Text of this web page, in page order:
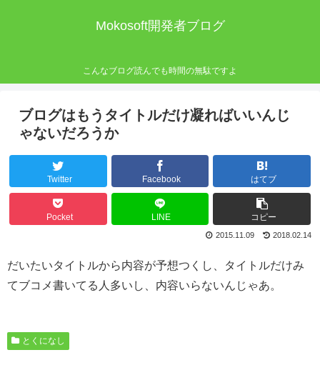
Mokosoft開発者ブログ
こんなブログ読んでも時間の無駄ですよ
ブログはもうタイトルだけ凝ればいいんじ
ゃないだろうか
Twitter Facebook はてブ
Pocket LINE コピー
2018.02.14
2015.11.09
だいたいタイトルから内容が予想つくし、タイトルだけみ
てブコメ書いてる人多いし、内容いらないんじゃあ。
とくになし